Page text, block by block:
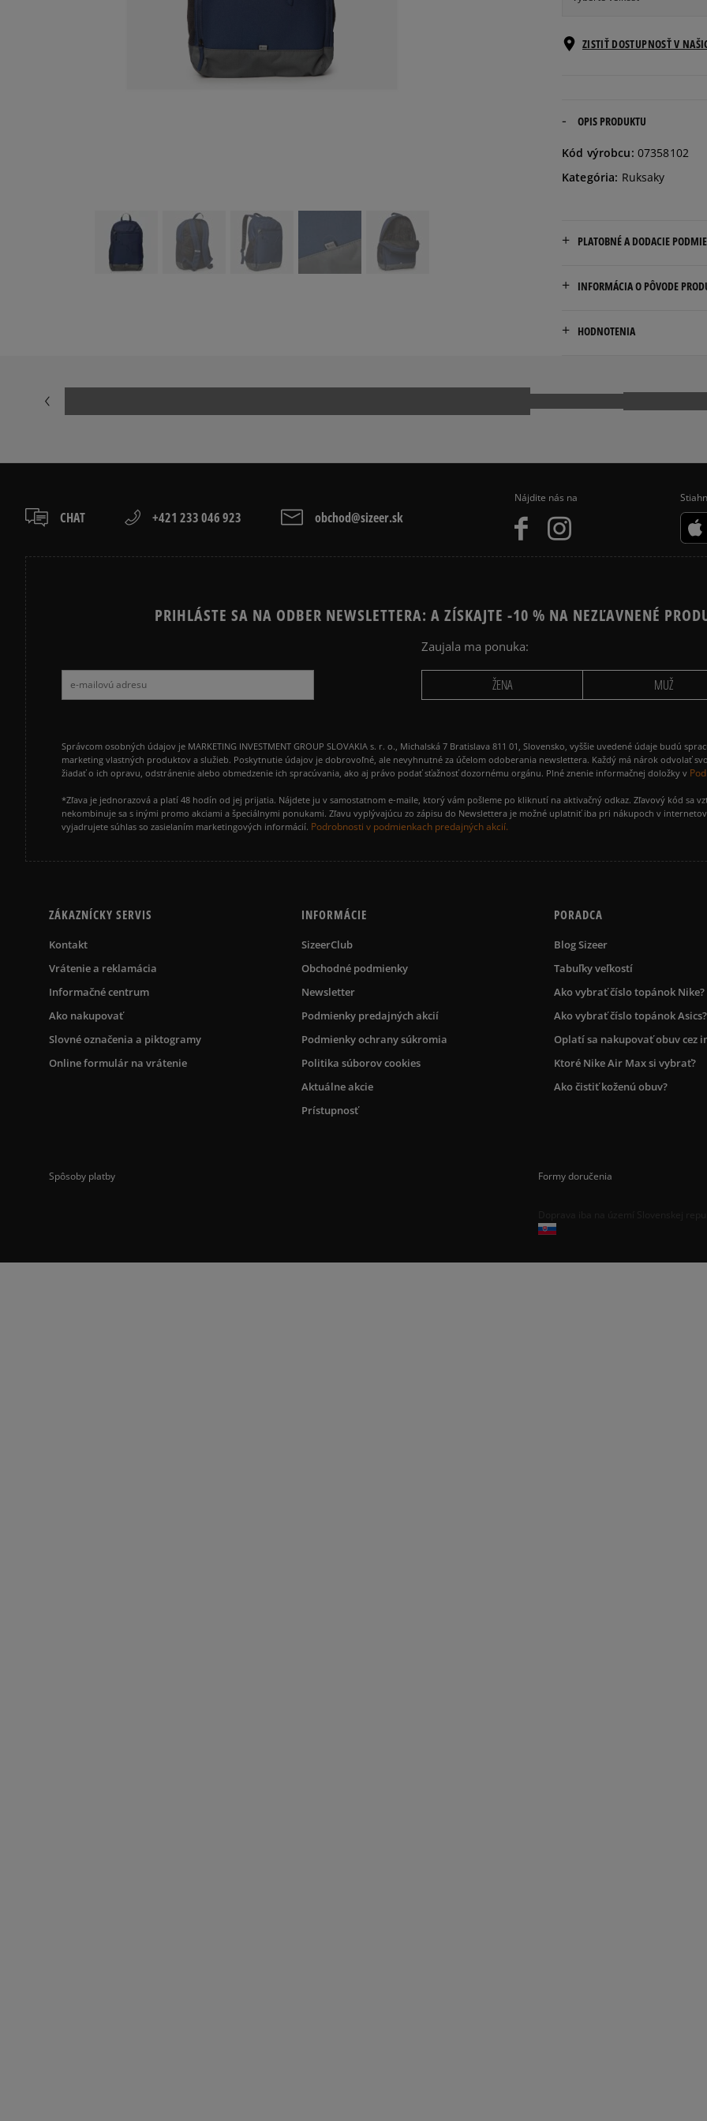
ONE SIZE Informovať o
ZISTIŤ DOSTUPNOSŤ V
OPIS PRODUKTU
Kód výrobcu: 07358102
Kategória: Ruksaky
PLATOBNÉ A DODACIE
Dostupné spôsoby
slovenská pošta - na
osobné prevzatie v
kartou,
INFORMÁCIA O PÔVODE
service@puma.com
HODNOTENIA
CHAT +421 233 046 923 obchod@sizeer.sk
Nájdite nás na
PRIHLÁSTE SA NA ODBER NEWSLETTERA: A ZÍSKAJTE -10 % NA NEZĽAVNENÉ
Zaujala ma ponuka:
ŽENA MUŽ
Správcom osobných údajov je MARKETING INVESTMENT GROUP SLOVAKIA s. r. o., Michalská 7 Bratislava 811 01, Slovensko, vyššie uvedené údaje budú
marketing vlastných produktov a služieb. Poskytnutie údajov je dobrovoľné, ale nevyhnutné za účelom odoberania newslettera. Každý má nárok odvolať
žiadať o ich opravu, odstránenie alebo obmedzenie ich spracúvania, ako aj právo podať sťažnosť dozornému orgánu. Plné znenie informačnej doložky v
*Zľava je jednorazová a platí 48 hodín od jej prijatia. Nájdete ju v samostatnom e-maile, ktorý vám pošleme po kliknutí na aktivačný odkaz. Zľavový kód sa
nekombinuje sa s inými promo akciami a špeciálnymi ponukami. Zľavu vyplývajúcu zo zápisu do Newslettera je možné uplatniť iba pri nákupoch v
vyjadrujete súhlas so zasielaním marketingových informácií. Podrobnosti v podmienkach predajných akcií.
ZÁKAZNÍCKY SERVIS
Kontakt
Vrátenie a reklamácia
Informačné centrum
Ako nakupovať
Slovné označenia a piktogramy
Online formulár na vrátenie
INFORMÁCIE
SizeerClub
Obchodné podmienky
Newsletter
Podmienky predajných akcií
Podmienky ochrany súkromia
Politika súborov cookies
Aktuálne akcie
Prístupnosť
PORADCA
Blog Sizeer
Tabuľky veľkostí
Ako vybrať číslo topánok Nike?
Ako vybrať číslo topánok Asics?
Oplatí sa nakupovať obuv cez
Ktoré Nike Air Max si vybrať?
Ako čistiť koženú obuv?
Spôsoby platby Formy doručenia